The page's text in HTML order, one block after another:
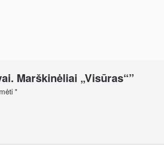
Marškinėliai „Visūras“”
*